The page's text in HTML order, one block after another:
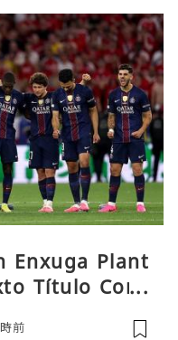
Enxuga Plant
Título Cons
前